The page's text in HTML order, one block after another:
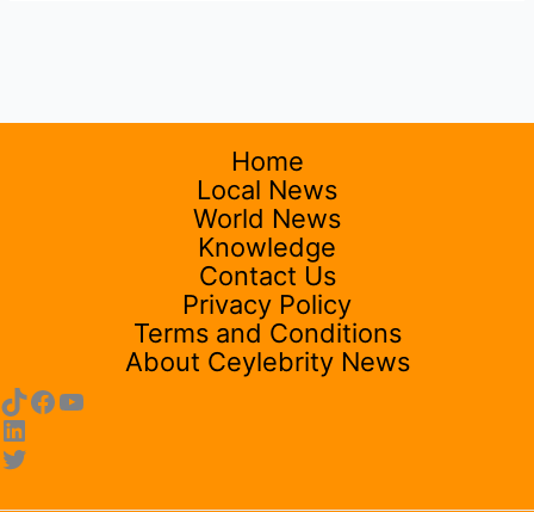
Home
Local News
World News
Knowledge
Contact Us
Privacy Policy
Terms and Conditions
About Ceylebrity News